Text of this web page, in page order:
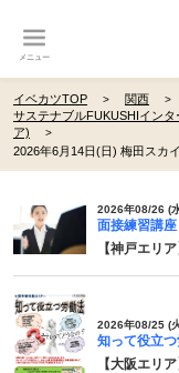
メニュー
イベカツTOP 関西
サステナブルFUKUSHIイン
ア)
2026年6月14日(日) 梅田スカ
2026年08/26 (
面接練習講
【神戸エリ
2026年08/25 (
知って役立
【大阪エリ